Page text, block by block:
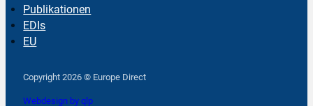
Publikationen
EDIs
EU
Copyright 2026 © Europe Direct
Webdesign by qlp